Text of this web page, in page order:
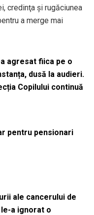
credinţa și rugăciunea
a merge mai
agresat fiica pe o
dusă la audieri.
Copilului continuă
pentru pensionari
ale cancerului de
a ignorat o